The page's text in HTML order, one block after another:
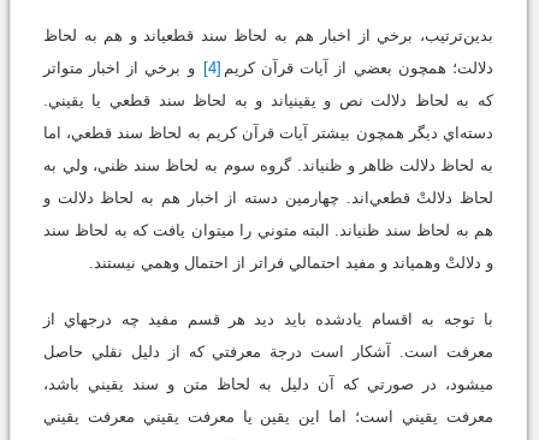
بدين‌ترتيب، برخي از اخبار هم به لحاظ سند قطعي‏اند و هم به لحاظ
دلالت؛ همچون بعضي از آيات قرآن کريم [4]
و برخي از اخبار متواتر
که به لحاظ دلالت نص و يقيني‏اند و به لحاظ سند قطعي يا يقيني.
دسته‌اي ديگر همچون بيشتر آيات قرآن کريم به لحاظ سند قطعي، اما
به لحاظ دلالت ظاهر و ظني‏اند. گروه سوم به لحاظ سند ظني، ولي به
لحاظ دلالتْ قطعي‌اند. چهارمين دسته از اخبار هم به لحاظ دلالت و
هم به لحاظ سند ظني‏اند. البته متوني را مي‏توان يافت که به لحاظ سند
و دلالتْ وهمي‏اند و مفيد احتمالي فراتر از احتمال وهمي نيستند.
با توجه به اقسام يادشده بايد ديد هر قسم مفيد چه درجه‏اي از
معرفت است. آشکار است درجة معرفتي که از دليل نقلي حاصل
مي‏شود، در صورتي که آن دليل به لحاظ متن و سند يقيني باشد،
معرفت يقيني است؛ اما اين يقين يا معرفت يقيني معرفت يقيني